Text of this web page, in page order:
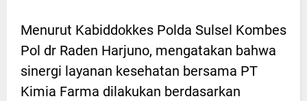
Menurut Kabiddokkes Polda Sulsel Kombes
Pol dr Raden Harjuno, mengatakan bahwa
sinergi layanan kesehatan bersama PT
Kimia Farma dilakukan berdasarkan